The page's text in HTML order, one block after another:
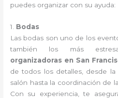
puedes organizar con su ayuda:
1. Bodas
Las bodas son uno de los
también los más
organizadoras en San
de todos los detalles, desde
salón hasta la coordinación de
Con su experiencia, te